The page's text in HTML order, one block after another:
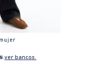
.ver bancos.